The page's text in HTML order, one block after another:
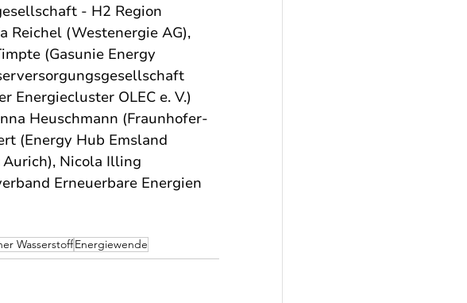
- H2 Region
Reichel (Westenergie AG),
(Gasunie Energy
Energiecluster OLEC e. V.)
Heuschmann (Fraunhofer-
(Energy Hub Emsland
Nicola Illing
Erneuerbare Energien
WasserstoffEnergiewende